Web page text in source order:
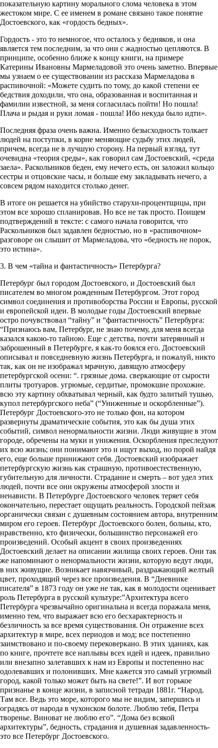
показательную картину морального слома человека в этом
жестоком мире. С ее именем в романе связано такое понятие
Достоевского, как «гордость бедных».
Гордость - это то немногое, что осталось у бедняков, и она
является тем последним, за что они с жадностью цепляются. В
принципе, особенно ближе к концу книги, на примере
Катерины Ивановны Мармеладовой это очень заметно. Впервые
мы узнаем о ее существовании из рассказа Мармеладова в
распивочной: «Можете судить по тому, до какой степени ее
бедствия доходили, что она, образованная и воспитанная и
фамилии известной, за меня согласилась пойти! Но пошла!
Плача и рыдая и руки ломая - пошла! Ибо некуда было идти».
Последняя фраза очень важна. Именно безысходность толкает
людей на поступки, в корне меняющие судьбу этих людей,
причем, всегда не в лучшую сторону. На первый взгляд, тут
очевидна «теория среды», как говорил сам Достоевский, «среда
заела». Раскольников беден, ему нечего есть, он заложил кольцо
сестры и отцовские часы, и больше ему закладывать нечего, а
совсем рядом находится столько денег.
В итоге он решается на убийство старухи-процентщицы, при
этом все хорошо спланировав. Но все не так просто. Поищем
подтверждений в тексте: с самого начала говорится, что
Раскольников был задавлен бедностью, но в «распивочном»
разговоре он слышит от Мармеладова, что «бедность не порок,
это истина».
3. В чем «тайна и фантастичность» Петербурга?
Петербург был городом Достоевского, и Достоевский был
писателем во многом рожденным Петербургом. Этот город
символ соединения и противоборства России и Европы, русской
и европейской идеи. В молодые годы Достоевский впервые
остро почувствовал “тайну” и “фантастичность” Петербурга:
“Признаюсь вам, Петербург, не знаю почему, для меня всегда
казался какою-то тайною. Еще с детства, почти затерянный и
заброшенный в Петербурге, я как-то боялся его. Достоевский
описывал и повседневную жизнь Петербурга, и пожалуй, никто
так, как он не изображал мрачную, давящую атмосферу
петербургской осени: “. грязные дома. сверкающие от сырости
плиты тротуаров. угрюмые, сердитые, промокшие прохожие.
всю эту картину обхватывал черный, как будто залитый тушью,
купол петербургского неба” (“Униженные и оскорбленные”).
Петербург Достоевского-это не только фон, на котором
развернуты драматические события, это как бы душа этих
событий, символ ненормальности жизни. Люди живущие в этом
городе, обречены на муки и унижения. Оскорбления преследуют
их всю жизнь; они понимают это и ищут выход, но порой найдя
его, еще больше принижают себя. Достоевский изображает
петербургскую жизнь как страшную, противоестественную,
губительную для личности. Страдание и смерть – вот удел этих
людей, почти все они окружены атмосферой злости и
ненависти. В Петербурге Достоевского человек теряет себя
окончательно, перестает ощущать реальность. Городской пейзаж
органически связан с душевным состоянием автора, внутренним
миром его героев. Петербург Достоевского болен, больны, кто,
нравственно, кто физически, большинство персонажей его
произведений. Особый акцент в своих произведениях
Достоевский делает на описании жилища своих героев. Они так
же напоминают о ненормальности жизни, которую ведут люди,
в них живущие. Возникает навязчивый, раздражающий желтый
цвет, проходящий через все произведения. В “Дневнике
писателя” в 1873 году он уже не так, как в молодости оценивает
роль Петербурга в русской культуре:”Архитектура всего
Петербурга чрезвычайно оригинальна и всегда поражала меня,
именно тем, что выражает всю его бесхарактерность и
безличность за все время существования. Он отражение всех
архитектур в мире, всех периодов и мод; все постепенно
заимствовано и по-своему перековеркано. В этих зданиях, как
по книге, прочтете все наплывы всех идей и идеек, правильно
или внезапно залетавших к нам из Европы и постепенно нас
одолевавших и полонивших. Мне кажется это самый угрюмый
город, какой только может быть на свете!”. И вот горькое
признанье в конце жизни, в записной тетради 1881г. “Народ.
Там все. Ведь это море, которого мы не видим, запершись и
оградясь от народа в чухонском болоте. Люблю тебя, Петра
творенье. Виноват не люблю его”. “Дома без всякой
архитектуры”, бедность, страдания и душевная задавленность-
это все Петербург Достоевского.